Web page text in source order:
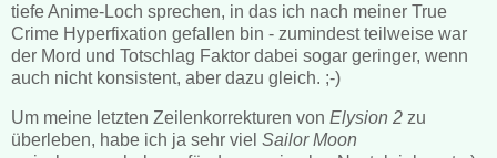
tiefe Anime-Loch sprechen, in das ich nach meiner True
Crime Hyperfixation gefallen bin - zumindest teilweise war
der Mord und Totschlag Faktor dabei sogar geringer, wenn
auch nicht konsistent, aber dazu gleich. ;-)
Um meine letzten Zeilenkorrekturen von Elysion 2 zu
überleben, habe ich ja sehr viel Sailor Moon